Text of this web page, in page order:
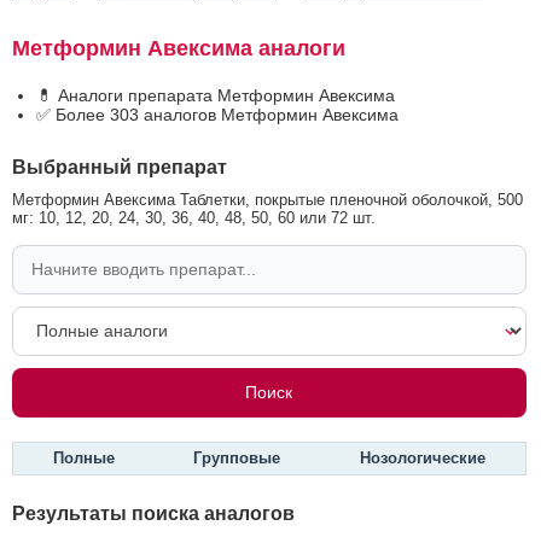
Метформин Авексима аналоги
💊 Аналоги препарата Метформин Авексима
✅ Более 303 аналогов Метформин Авексима
Выбранный препарат
Метформин Авексима Таблетки, покрытые пленочной оболочкой, 500
мг: 10, 12, 20, 24, 30, 36, 40, 48, 50, 60 или 72 шт.
Полные Групповые Нозологические
Результаты поиска аналогов